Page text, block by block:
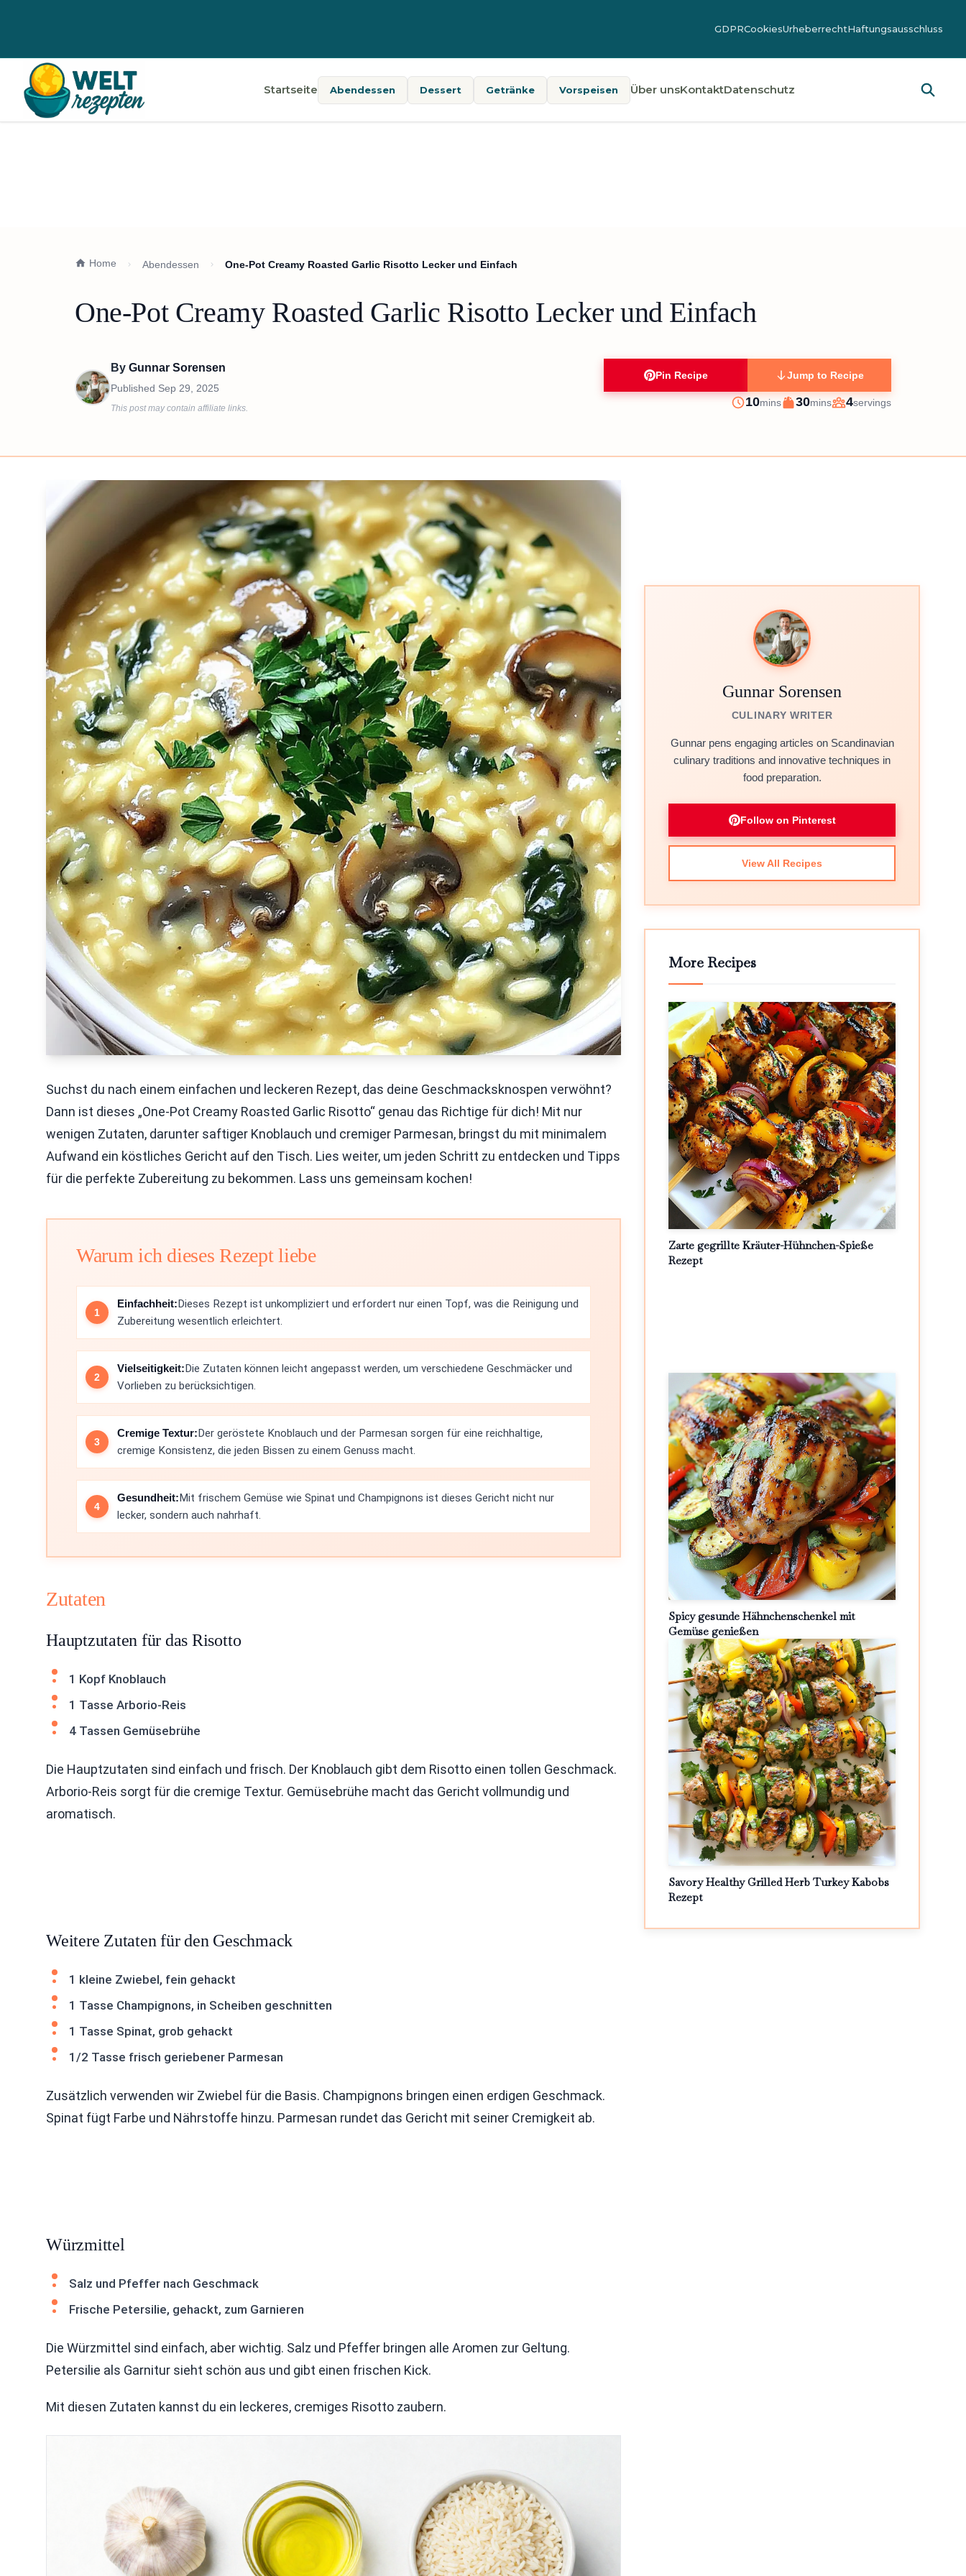
GDPRCookiesUrheberrechtHaftungsausschluss
Startseite Abendessen Dessert Getränke Vorspeisen Über unsKontaktDatenschutz
Home Abendessen One-Pot Creamy Roasted Garlic Risotto Lecker und Einfach
One-Pot Creamy Roasted Garlic Risotto Lecker und Einfach
By Gunnar Sorensen
Published Sep 29, 2025
This post may contain affiliate links.
Pin Recipe Jump to Recipe
Prep
10minutes
mins
Cook
30minutes
mins
Servings
4servings
Suchst du nach einem einfachen und leckeren Rezept, das deine Geschmacksknospen verwöhnt?
Dann ist dieses „One-Pot Creamy Roasted Garlic Risotto“ genau das Richtige für dich! Mit nur
wenigen Zutaten, darunter saftiger Knoblauch und cremiger Parmesan, bringst du mit minimalem
Aufwand ein köstliches Gericht auf den Tisch. Lies weiter, um jeden Schritt zu entdecken und Tipps
für die perfekte Zubereitung zu bekommen. Lass uns gemeinsam kochen!
Warum ich dieses Rezept liebe
Einfachheit:Dieses Rezept ist unkompliziert und erfordert nur einen Topf, was die Reinigung und
Zubereitung wesentlich erleichtert.
Vielseitigkeit:Die Zutaten können leicht angepasst werden, um verschiedene Geschmäcker und
Vorlieben zu berücksichtigen.
Cremige Textur:Der geröstete Knoblauch und der Parmesan sorgen für eine reichhaltige,
cremige Konsistenz, die jeden Bissen zu einem Genuss macht.
Gesundheit:Mit frischem Gemüse wie Spinat und Champignons ist dieses Gericht nicht nur
lecker, sondern auch nahrhaft.
Zutaten
Hauptzutaten für das Risotto
1 Kopf Knoblauch
1 Tasse Arborio-Reis
4 Tassen Gemüsebrühe
Die Hauptzutaten sind einfach und frisch. Der Knoblauch gibt dem Risotto einen tollen Geschmack.
Arborio-Reis sorgt für die cremige Textur. Gemüsebrühe macht das Gericht vollmundig und
aromatisch.
Weitere Zutaten für den Geschmack
1 kleine Zwiebel, fein gehackt
1 Tasse Champignons, in Scheiben geschnitten
1 Tasse Spinat, grob gehackt
1/2 Tasse frisch geriebener Parmesan
Zusätzlich verwenden wir Zwiebel für die Basis. Champignons bringen einen erdigen Geschmack.
Spinat fügt Farbe und Nährstoffe hinzu. Parmesan rundet das Gericht mit seiner Cremigkeit ab.
Würzmittel
Salz und Pfeffer nach Geschmack
Frische Petersilie, gehackt, zum Garnieren
Die Würzmittel sind einfach, aber wichtig. Salz und Pfeffer bringen alle Aromen zur Geltung.
Petersilie als Garnitur sieht schön aus und gibt einen frischen Kick.
Mit diesen Zutaten kannst du ein leckeres, cremiges Risotto zaubern.
Gunnar Sorensen
CULINARY WRITER
Gunnar pens engaging articles on Scandinavian
culinary traditions and innovative techniques in
food preparation.
Follow on Pinterest
View All Recipes
More Recipes
Zarte gegrillte Kräuter-Hühnchen-Spieße
Rezept
Spicy gesunde Hähnchenschenkel mit
Gemüse genießen
Savory Healthy Grilled Herb Turkey Kabobs
Rezept